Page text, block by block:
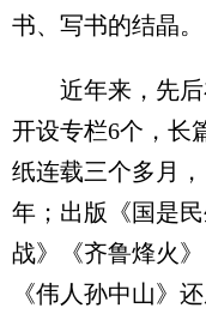
书、写书的结晶。
近年来，先后
开设专栏6个，长
纸连载三个多月
年；出版《国是
战》《齐鲁烽火
《伟人孙中山》